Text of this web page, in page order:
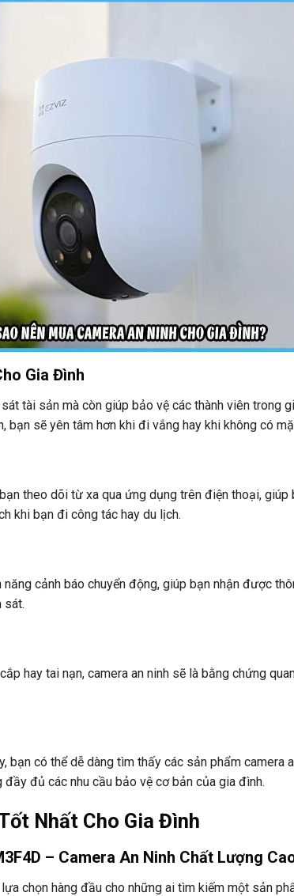
Gia Đình
tài sản mà còn giúp bảo vệ các thành viên trong
bạn sẽ yên tâm hơn khi đi vắng hay khi không có
theo dõi từ xa qua ứng dụng trên điện thoại,
khi bạn đi công tác hay du lịch.
cảnh báo chuyển động, giúp bạn nhận được
sát.
hay tai nạn, camera an ninh sẽ là bằng chứng
bạn có thể dễ dàng tìm thấy các sản phẩm camera
đủ các nhu cầu bảo vệ cơ bản của gia đình.
Nhất Cho Gia Đình
– Camera An Ninh Chất Lượng
chọn hàng đầu cho những ai tìm kiếm một sản